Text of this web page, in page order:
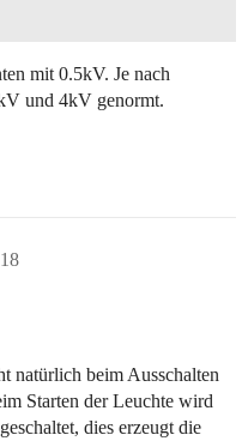
mit 0.5kV. Je nach
und 4kV genormt.
natürlich beim Ausschalten
Starten der Leuchte wird
dies erzeugt die